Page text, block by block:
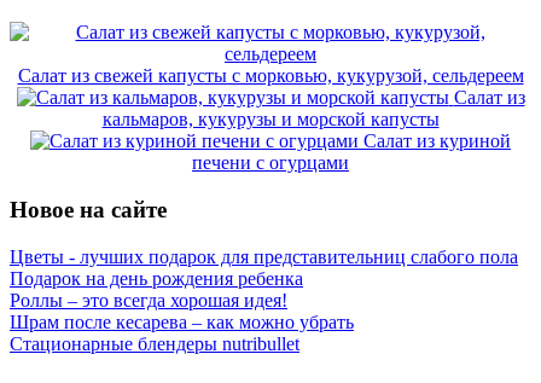
Салат из свежей капусты с морковью, кукурузой, сельдереем
Салат из
кальмаров, кукурузы и морской капусты
Салат из куриной
печени с огурцами
Новое на сайте
Цветы - лучших подарок для представительниц слабого пола
Подарок на день рождения ребенка
Роллы – это всегда хорошая идея!
Шрам после кесарева – как можно убрать
Стационарные блендеры nutribullet